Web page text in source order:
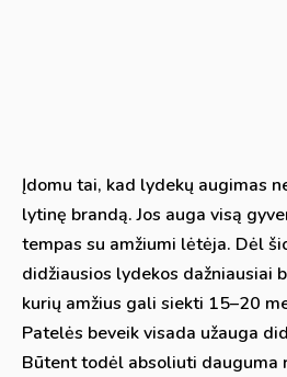
Įdomu tai, kad lydekų augimas
lytinę brandą. Jos auga visą
tempas su amžiumi lėtėja. Dėl
didžiausios lydekos dažniausiai
kurių amžius gali siekti 15–20
Patelės beveik visada užauga
Būtent todėl absoliuti dauguma